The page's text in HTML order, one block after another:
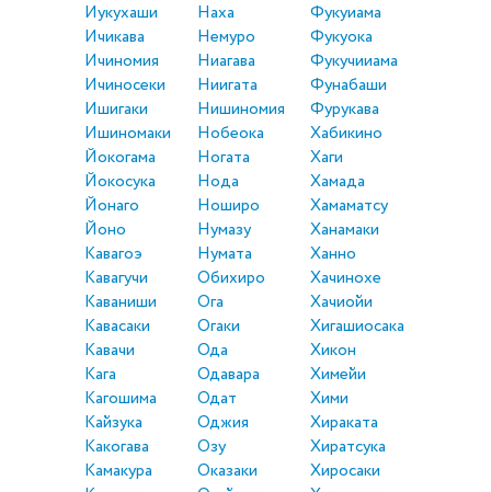
Иукухаши
Ичикава
Ичиномия
Ичиносеки
Ишигаки
Ишиномаки
Йокогама
Йокосука
Йонаго
Йоно
Кавагоэ
Кавагучи
Каваниши
Кавасаки
Кавачи
Кага
Кагошима
Кайзука
Какогава
Камакура
Наха
Немуро
Ниагава
Ниигата
Нишиномия
Нобеока
Ногата
Нода
Ноширо
Нумазу
Нумата
Обихиро
Ога
Огаки
Ода
Одавара
Одат
Оджия
Озу
Оказаки
Фукуиама
Фукуока
Фукучииама
Фунабаши
Фурукава
Хабикино
Хаги
Хамада
Хамаматсу
Ханамаки
Ханно
Хачинохе
Хачиойи
Хигашиосака
Хикон
Химейи
Хими
Хираката
Хиратсука
Хиросаки